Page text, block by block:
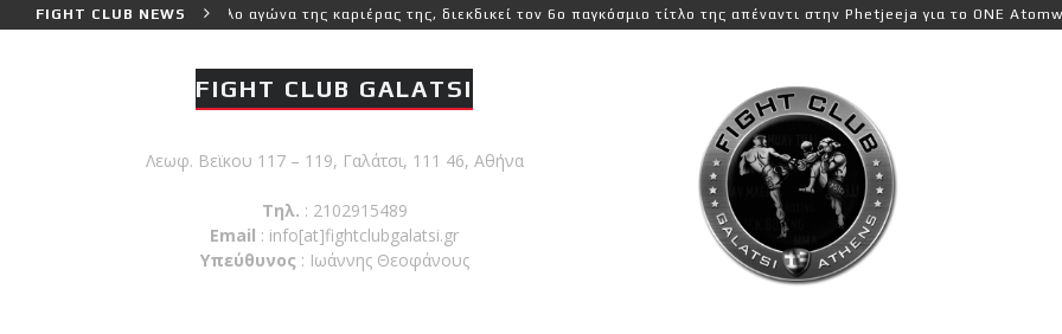
FIGHT CLUB NEWS
και πιο δύσκολο αγώνα της καριέρας της, διεκδικεί τον 6ο παγκόσμιο τίτλο της απέναντι στην Phetjeeja για το ONE Atomweight
FIGHT CLUB GALATSI
Λεωφ. Βεϊκου 117 – 119, Γαλάτσι, 111 46, Αθήνα
Τηλ. : 2102915489
Email : info[at]fightclubgalatsi.gr
Υπεύθυνος : Ιωάννης Θεοφάνους